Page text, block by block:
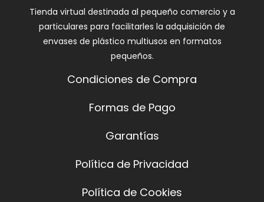
Tienda virtual destinada al pequeño comercio y a
particulares para facilitarles la adquisición de
envases de plástico multiusos en formatos
pequeños.
Condiciones de Compra
Formas de Pago
Garantías
Política de Privacidad
Política de Cookies